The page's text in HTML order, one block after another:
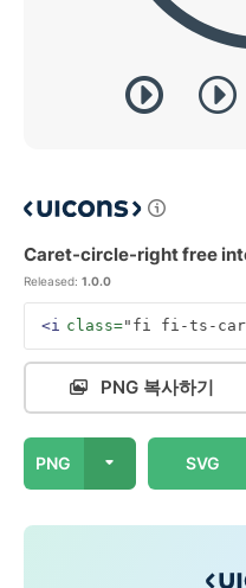
Caret-circle-right free
Released: 1.0.0
<i class="fi fi-ts-
PNG 복사하기
PNG SVG